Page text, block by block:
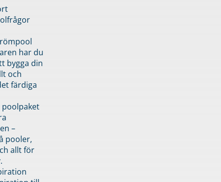
har du
bygga din
och
färdiga
–
pooler,
allt för